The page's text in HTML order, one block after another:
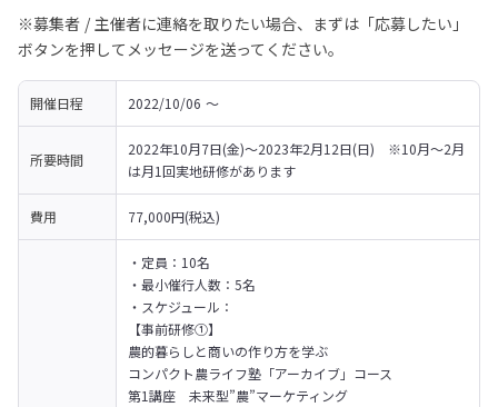
※募集者 / 主催者に連絡を取りたい場合、まずは「応募したい」
ボタンを押してメッセージを送ってください。
開催日程 2022/10/06 〜
所要時間
2022年10月7日(金)〜2023年2月12日(日)   ※10月〜2月
は月1回実地研修があります
費用 77,000円(税込)
・定員：10名
・最小催行人数：5名
・スケジュール：
【事前研修①】
農的暮らしと商いの作り方を学ぶ
コンパクト農ライフ塾「アーカイブ」コース
第1講座　未来型”農”マーケティング